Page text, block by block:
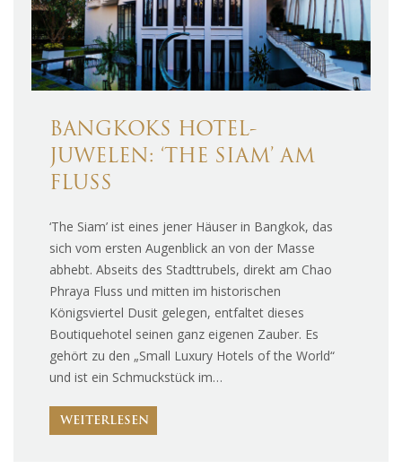
BANGKOKS HOTEL-
JUWELEN: ‘THE SIAM’ AM
FLUSS
‘The Siam’ ist eines jener Häuser in Bangkok, das
sich vom ersten Augenblick an von der Masse
abhebt. Abseits des Stadttrubels, direkt am Chao
Phraya Fluss und mitten im historischen
Königsviertel Dusit gelegen, entfaltet dieses
Boutiquehotel seinen ganz eigenen Zauber. Es
gehört zu den „Small Luxury Hotels of the World“
und ist ein Schmuckstück im…
WEITERLESEN